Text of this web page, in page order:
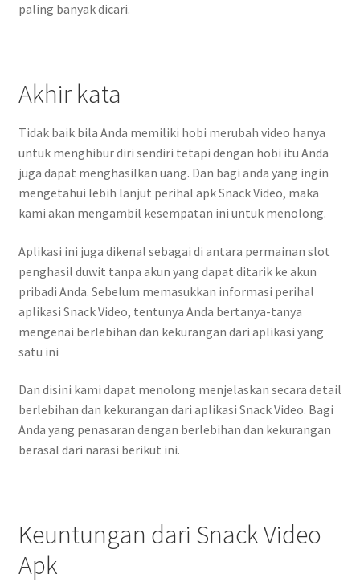
paling banyak dicari.
Akhir kata
Tidak baik bila Anda memiliki hobi merubah video hanya
untuk menghibur diri sendiri tetapi dengan hobi itu Anda
juga dapat menghasilkan uang. Dan bagi anda yang ingin
mengetahui lebih lanjut perihal apk Snack Video, maka
kami akan mengambil kesempatan ini untuk menolong.
Aplikasi ini juga dikenal sebagai di antara permainan slot
penghasil duwit tanpa akun yang dapat ditarik ke akun
pribadi Anda. Sebelum memasukkan informasi perihal
aplikasi Snack Video, tentunya Anda bertanya-tanya
mengenai berlebihan dan kekurangan dari aplikasi yang
satu ini
Dan disini kami dapat menolong menjelaskan secara detail
berlebihan dan kekurangan dari aplikasi Snack Video. Bagi
Anda yang penasaran dengan berlebihan dan kekurangan
berasal dari narasi berikut ini.
Keuntungan dari Snack Video
Apk